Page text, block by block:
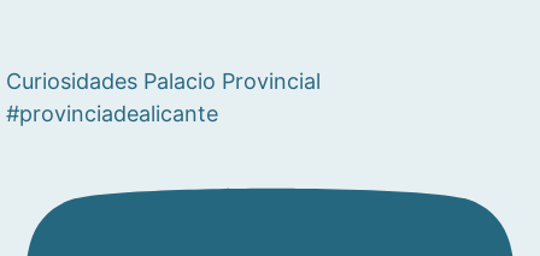
Curiosidades Palacio Provincial
#provinciadealicante